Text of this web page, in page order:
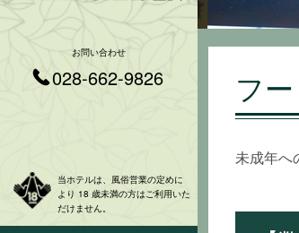
当ホテルは、風俗営業の定めに
より 18 歳未満の方はご利用いた
だけません。
お問い合わせ
028-662-9826 フ
未成年へ